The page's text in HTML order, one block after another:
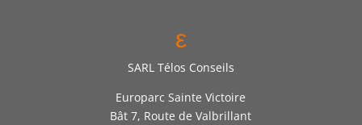
ε
SARL Télos Conseils
Europarc Sainte Victoire
Bât 7, Route de Valbrillant